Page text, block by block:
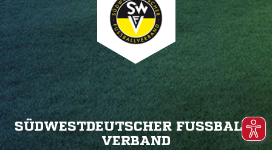
SÜDWESTDEUTSCHER FUSSBALL-V
ERBAND